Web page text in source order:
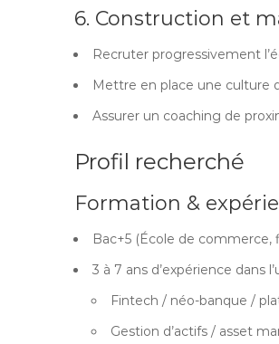
6. Construction et
Recruter progressivement
Mettre en place une culture
Assurer un coaching de
Profil recherché
Formation &
Bac+5 (École de commerce,
3 à 7 ans d’expérience dans
Fintech / néo-banque /
Gestion d’actifs / asset